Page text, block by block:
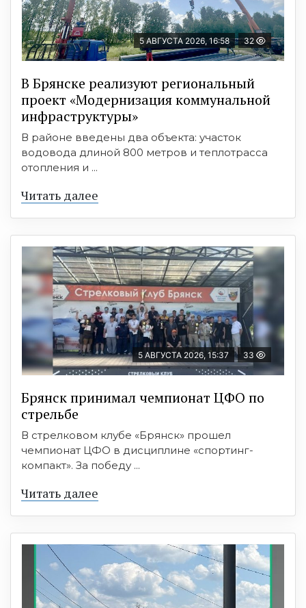
5 АВГУСТА 2026, 16:58 32
В Брянске реализуют региональный
проект «Модернизация коммунальной
инфраструктуры»
В районе введены два объекта: участок
водовода длиной 800 метров и теплотрасса
отопления и ...
Читать далее
5 АВГУСТА 2026, 15:37 33
Брянск принимал чемпионат ЦФО по
стрельбе
В стрелковом клубе «Брянск» прошел
чемпионат ЦФО в дисциплине «спортинг-
компакт». За победу ...
Читать далее